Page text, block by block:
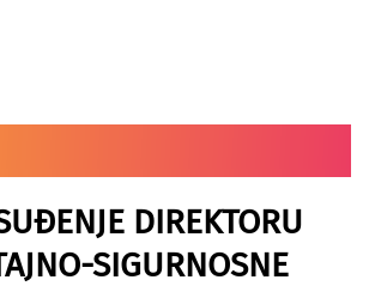
DIREKTORU
SIGURNOSNE